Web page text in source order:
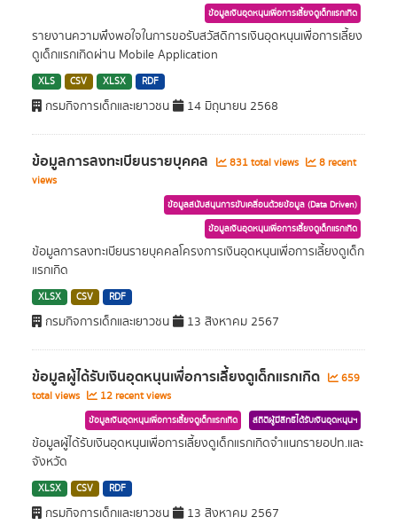
ข้อมูลเงินอุดหนุนเพื่อการเลี้ยงดูเด็กแรกเกิด
รายงานความพึงพอใจในการขอรับสวัสดิการเงินอุดหนุนเพื่อการเลี้ยง
ดูเด็กแรกเกิดผ่าน Mobile Application
XLS CSV XLSX RDF
กรมกิจการเด็กและเยาวชน 14 มิถุนายน 2568
ข้อมูลการลงทะเบียนรายบุคคล 831 total views
8 recent
views
ข้อมูลสนับสนุนการขับเคลื่อนด้วยข้อมูล (Data Driven)
ข้อมูลเงินอุดหนุนเพื่อการเลี้ยงดูเด็กแรกเกิด
ข้อมูลการลงทะเบียนรายบุคคลโครงการเงินอุดหนุนเพื่อการเลี้ยงดูเด็ก
แรกเกิด
XLSX CSV RDF
กรมกิจการเด็กและเยาวชน 13 สิงหาคม 2567
ข้อมูลผู้ได้รับเงินอุดหนุนเพื่อการเลี้ยงดูเด็กแรกเกิด
659
total views
12 recent views
ข้อมูลเงินอุดหนุนเพื่อการเลี้ยงดูเด็กแรกเกิด สถิติผู้มีสิทธิได้รับเงินอุดหนุนฯ
ข้อมูลผู้ได้รับเงินอุดหนุนเพื่อการเลี้ยงดูเด็กแรกเกิดจำแนกรายอปท.และ
จังหวัด
XLSX CSV RDF
กรมกิจการเด็กและเยาวชน 13 สิงหาคม 2567